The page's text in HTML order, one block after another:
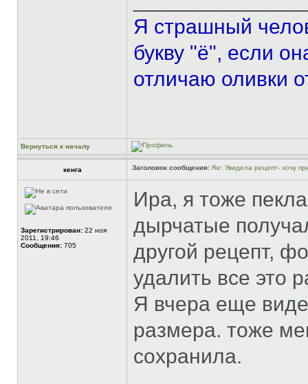
Я страшный
букву "ё", если
отличаю оливки
Вернуться к началу
кенга Заголовок сообщения: Re: Увидела рецепт- хочу
Зарегистрирован: 22 ноя
2011, 19:46
Сообщения: 705
Ира, я тоже
дырчатые
другой рецепт,
удалить все это
Я вчера еще
размера. тоже
сохранила.